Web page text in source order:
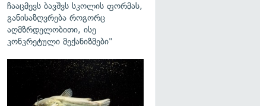
ჩააცმევს ბავშვს სკოლის ფორმას,
განისაზღვრება როგორც
აღმზრდელობითი, ისე
კონკრეტული მექანიზმები"